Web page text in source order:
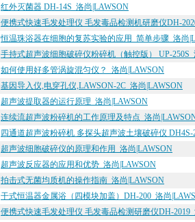
红外灭菌器 DH-14S_洛尚|LAWSON
便携式快速毛发处理仪 毛发毒品检测机研磨仪DH-
恒温珠浴器在细胞的复苏实验的应用_简单步骤_洛尚
手持式超声波细胞破碎仪粉碎机（触控版） UP-
如何使用好多管涡旋混匀仪？_洛尚|LAWSON
基因导入仪,电穿孔仪,LAWSON-2C_洛尚|LAWSON
超声波提取器的运行原理_洛尚|LAWSON
连续流超声波粉碎机的工作原理及特点_洛尚
四通道超声波粉碎机 多探头超声波土壤破碎仪 DH4S-
超声波细胞破碎仪的原理和作用_洛尚|LAWSON
超声波反应器的应用和优势_洛尚|LAWSON
拍击式无菌均质机的操作指南_洛尚|LAWSON
干式恒温器金属浴（四模块加盖）DH-200_洛尚
便携式快速毛发处理仪 毛发毒品检测研磨仪DH-